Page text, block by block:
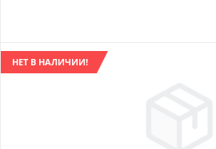
НЕТ В НАЛИЧИИ!